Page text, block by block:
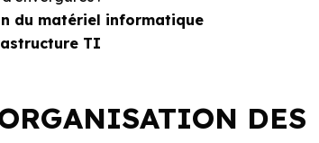
du matériel informatique
TI
DES